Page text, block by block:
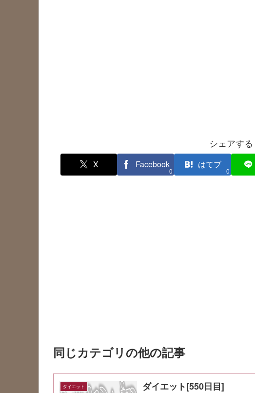
シェアする
X Facebook
0
はてブ
0
同じカテゴリの他の記事
ダイエット ダイエット[550日目]